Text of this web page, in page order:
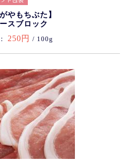
やもちぶた】
スブロック
250円 / 100g